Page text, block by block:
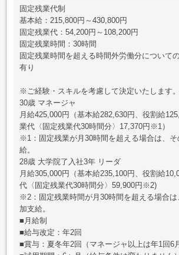
固定残業代制
基本給：215,800円～430,800円
固定残業代：54,200円～108,200円
固定残業時間：30時間
固定残業時間を超える時間外労働分について
有り
※ご経験・スキルを考慮して決定いたします。
30歳 マネージャ
月給425,000円（基本給282,630円、役割給
業代〈固定残業代30時間分〉17,370円※1）
※1：固定残業が月30時間を超える場合は、そ
給。
28歳 大学院了入社3年 リーダ
月給305,000円（基本給235,100円、役割給
代〈固定残業代30時間分〉59,900円※2)
※2：固定残業時間が月30時間を超える場合は
加支給。
■月給制
■給与改定：年2回
■賞与：夏冬年2回（マネージャ以上は年1回6